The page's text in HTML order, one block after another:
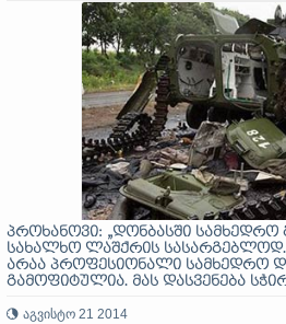
პროხანოვი: „დონბასში
სახალხო ლაშქრის
არაა პროფესიონალი სამხედრო
გამოფიტულია. მას დასვენება
გადაიქცევა!“
აგვისტო 21 2014